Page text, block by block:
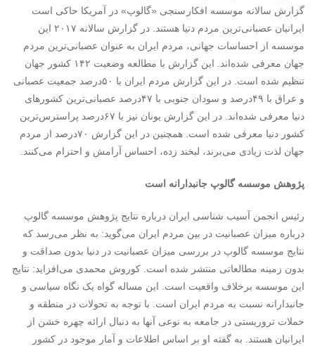
گزارش سالانه موسسه افکار سنجی «گالوپ» در آمریکا حاکی است
ایرانیان عصبانی‌ترین مردم دنیا هستند. در گزارش سالانه ۲۰۱۷ این
موسسه از احساسات جهانی، مردم ایران به عنوان عصبانی‌ترین مردم
جهان معرفی شده‌اند. این گزارش با مطالعه وضعیت ۱۴۲ کشور جهان
تنظیم شده است. در این گزارش مردم ایران با ۵۰‌درصد جمعیت عصبانی
و عراق با ۴۹‌درصد و سودان جنوبی با ۴۷‌درصد عصبانی‌ترین کشورهای
دنیا معرفی شده‌اند. در این گزارش یونان نیز با ۶۷‌درصد پراسترس‌ترین
کشور دنیا معرفی شده است. همچنین در این گزارش ۷۰‌درصد از مردم
جهان لذت زیادی می‌برند، لبخند زده، احساس آرامش و احترام می‌کنند.
پژوهش موسسه گالوپ جانبدارانه است
رئیس انجمن آسیب شناسی ایران درباره نتایج پژوهش موسسه گالوپ
درباره میزان عصبانیت در بین مردم ایران می‌گوید: به نظر می‌رسد که
نتایج موسسه گالوپ در بررسی میزان عصبانیت در دنیا بدون صداقت و
بدون زمینه مطالعاتی منتشر شده است. کوروش محمدی می‌افزاید: نتایج
این موسسه برخلاف واقعیت است. این مساله گواه یک نگاه سیاسی و
جانبدارانه نسبت به مردم ایران است. با توجه به تحولات در منطقه و
حملات تروریستی در جامعه به نوعی آنها به دنبال ارائه چهره خشن از
ایرانیان هستند. به گفته او بر اساس اطلاعات و آمار موجود در کشور